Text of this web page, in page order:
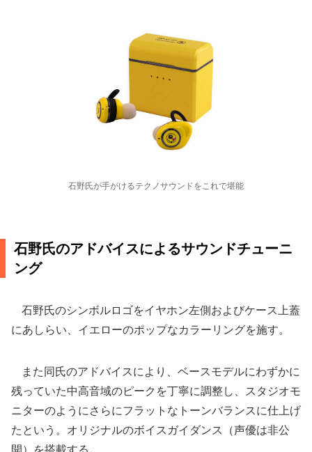
石野氏が手がけるテクノサウンドをこれで堪能
石野氏のアドバイスによるサウンドチューニ
ング
石野氏のシンボルロゴをイヤホン左側およびケース上蓋
にあしらい、イエローのポップなカラーリングを施す。
また同氏のアドバイスにより、ベースモデルにわずかに
残っていた中高音域のピークを丁寧に調整し、スタジオモ
ニターのようにさらにフラットなトーンバランスに仕上げ
たという。オリジナルのボイスガイダンス（声優は非公
開）を搭載する。